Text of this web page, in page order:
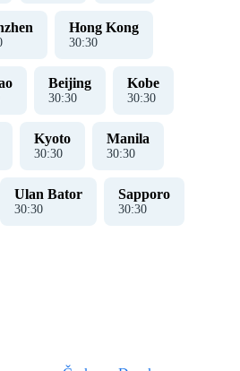
Hong Kong
30:30
Beijing
30:30
Kobe
30:30
Kyoto
30:30
Manila
30:30
Ulan Bator
30:30
Sapporo
30:30